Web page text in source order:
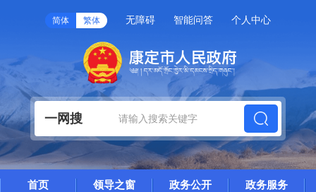
简体 繁体 无障碍 智能问答 个人中心
一网搜
首页 领导之窗 政务公开 政务服务